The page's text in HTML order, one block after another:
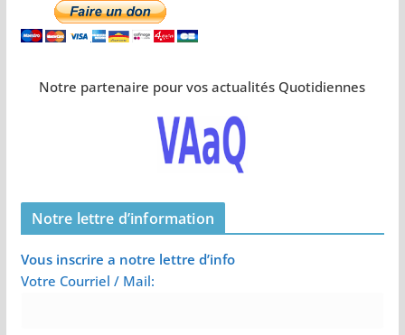
Notre partenaire pour vos actualités Quotidiennes
Notre lettre d’information
Vous inscrire a notre lettre d’info
Votre Courriel / Mail: